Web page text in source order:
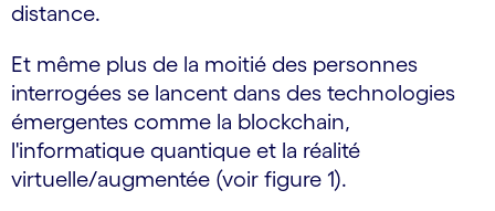
distance.
Et même plus de la moitié des personnes
interrogées se lancent dans des technologies
émergentes comme la blockchain,
l'informatique quantique et la réalité
virtuelle/augmentée (voir figure 1).